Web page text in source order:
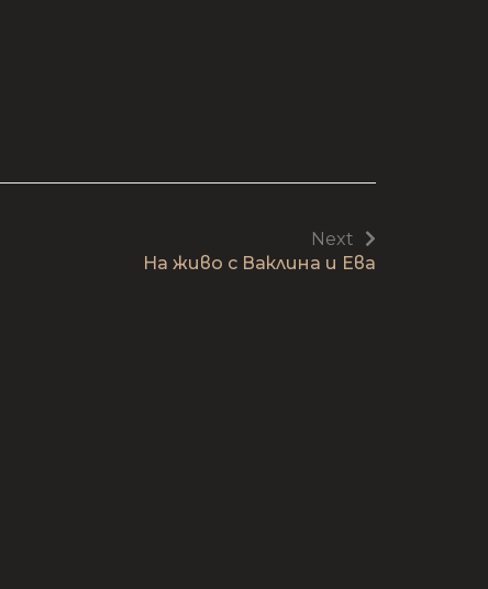
Next
На живо с Ваклина и Ева